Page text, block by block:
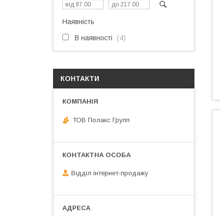
Наявність
В наявності 4
КОНТАКТИ
ТОВ Полакс Групп
Відділ інтернет-продажу